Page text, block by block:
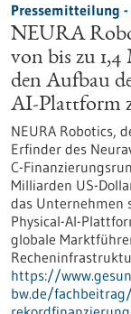
Pressemitteilung -
NEURA
von bis zu
den Aufbau
AI-Plattform
NEURA Robotics,
Erfinder des
C-
Milliarden US-
das Unternehmen
Physical-AI-
globale
https://
bw.de/